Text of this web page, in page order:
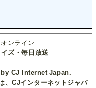
ンライン
ズ・毎日放送
CJ Internet Japan.
、CJインターネットジャパ